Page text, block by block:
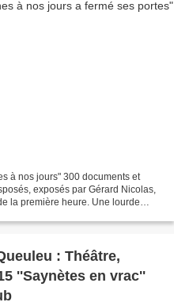
à nos jours" 300 documents et
exposés par Gérard Nicolas,
la première heure. Une lourde
Théâtre,
''Saynètes en vrac''